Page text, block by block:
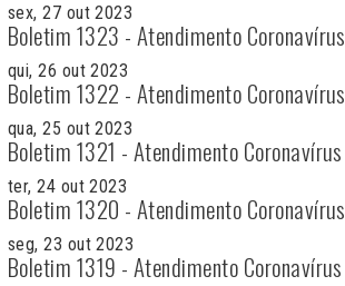
sex, 27 out 2023
Boletim 1323 - Atendimento Coronavírus
qui, 26 out 2023
Boletim 1322 - Atendimento Coronavírus
qua, 25 out 2023
Boletim 1321 - Atendimento Coronavírus
ter, 24 out 2023
Boletim 1320 - Atendimento Coronavírus
seg, 23 out 2023
Boletim 1319 - Atendimento Coronavírus